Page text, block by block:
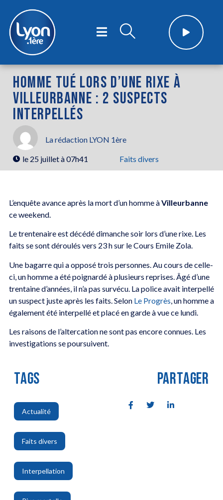
HOMME TUÉ LORS D’UNE RIXE À
VILLEURBANNE : 2 SUSPECTS
INTERPELLÉS
La rédaction LYON 1ère
le 25 juillet à 07h41 Faits divers
L’enquête avance après la mort d’un homme àVilleurbanne
ce weekend.
Le trentenaire est décédé dimanche soir lors d’une rixe. Les
faits se sont déroulés vers 23 h sur le Cours Emile Zola.
Une bagarre qui a opposé trois personnes. Au cours de celle-
ci, un homme a été poignardé à plusieurs reprises. Âgé d’une
trentaine d’années, il n’a pas survécu. La police avait interpellé
un suspect juste après les faits. Selon Le Progrès , un homme a
également été interpellé et placé en garde à vue ce lundi.
Les raisons de l’altercation ne sont pas encore connues. Les
investigations se poursuivent.
TAGS
Actualité
,
Faits divers
,
Interpellation
,
PARTAGER